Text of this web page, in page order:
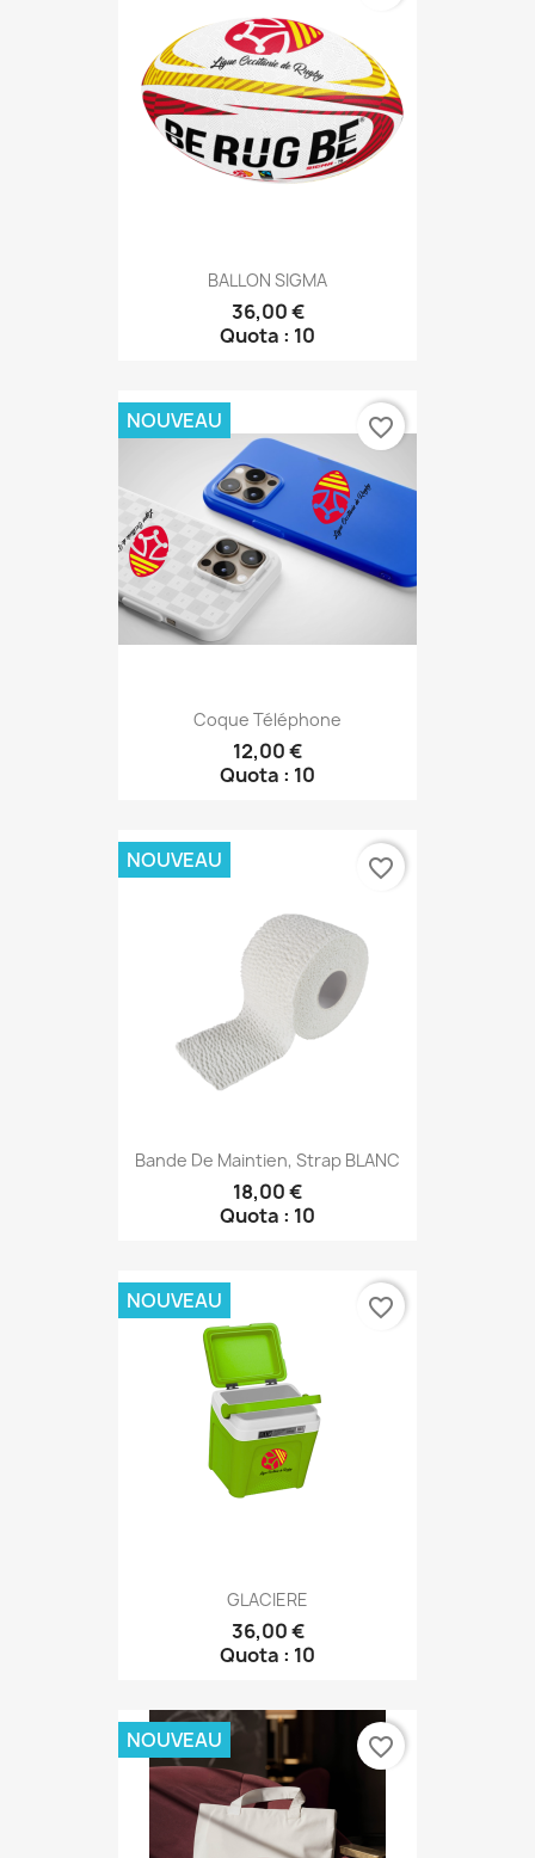
BALLON SIGMA
36,00 €
Quota : 10
Coque Téléphone
12,00 €
Quota : 10
NOUVEAU favorite_border
Bande De Maintien, Strap BLANC
18,00 €
Quota : 10
NOUVEAU favorite_border
GLACIERE
36,00 €
Quota : 10
NOUVEAU favorite_border
NOUVEAU favorite_border